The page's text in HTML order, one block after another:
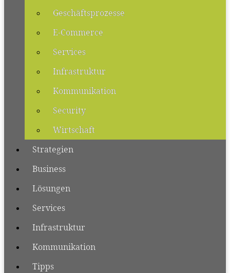
Geschäftsprozesse
E-Commerce
Services
Infrastruktur
Kommunikation
Security
Wirtschaft
Strategien
Business
Lösungen
Services
Infrastruktur
Kommunikation
Tipps